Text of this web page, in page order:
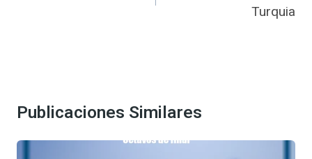
Turquia
Publicaciones Similares